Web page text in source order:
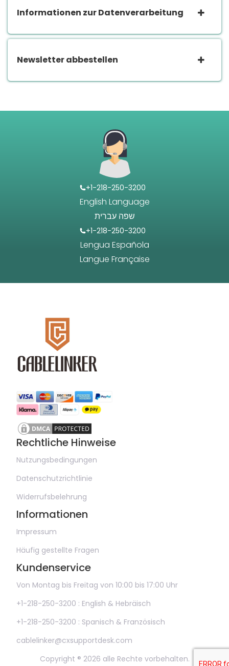
Informationen zur Datenverarbeitung
Newsletter abbestellen
+1-218-250-3200
English Language
שפה עברית
+1-218-250-3200
Lengua Española
Langue Française
Rechtliche Hinweise
Nutzungsbedingungen
Datenschutzrichtlinie
Widerrufsbelehrung
Informationen
Impressum
Häufig gestellte Fragen
Kundenservice
Von Montag bis Freitag von 10:00 bis 17:00 Uhr
+1-218-250-3200 : English & Hebräisch
+1-218-250-3200 : Spanisch & Französisch
cablelinker@cxsupportdesk.com
Copyright ® 2026 alle Rechte vorbehalten.